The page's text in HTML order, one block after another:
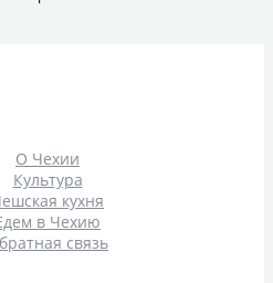
О Чехии
Культура
кухня
в Чехию
связь